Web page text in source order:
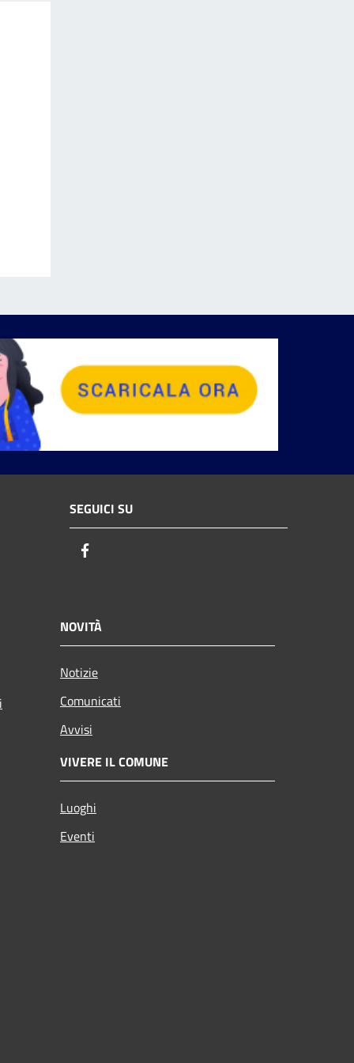
SEGUICI SU
NOVITÀ
Notizie
Comunicati
Avvisi
VIVERE IL COMUNE
Luoghi
Eventi